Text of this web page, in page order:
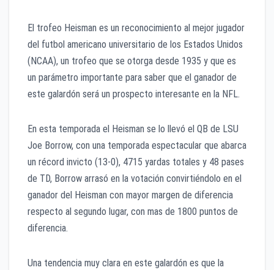
El trofeo Heisman es un reconocimiento al mejor jugador
del futbol americano universitario de los Estados Unidos
(NCAA), un trofeo que se otorga desde 1935 y que es
un parámetro importante para saber que el ganador de
este galardón será un prospecto interesante en la NFL.
En esta temporada el Heisman se lo llevó el QB de LSU
Joe Borrow, con una temporada espectacular que abarca
un récord invicto (13-0), 4715 yardas totales y 48 pases
de TD, Borrow arrasó en la votación convirtiéndolo en el
ganador del Heisman con mayor margen de diferencia
respecto al segundo lugar, con mas de 1800 puntos de
diferencia.
Una tendencia muy clara en este galardón es que la